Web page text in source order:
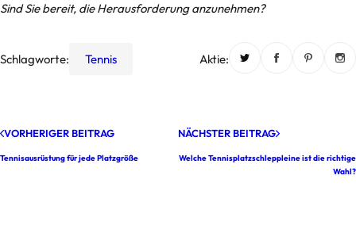
Sind Sie bereit, die Herausforderung anzunehmen?
Schlagworte: Tennis Aktie:
VORHERIGER BEITRAG
Tennisausrüstung für jede Platzgröße
NÄCHSTER BEITRAG
Welche Tennisplatzschleppleine ist die richtige
Wahl?